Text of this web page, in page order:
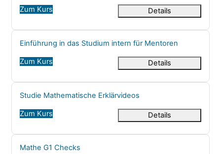
Zum Kurs Details
Kursname
Einführung in das Studium intern für Mentoren
Zum Kurs Details
Kursname
Studie Mathematische Erklärvideos
Zum Kurs Details
Kursname
Mathe G1 Checks